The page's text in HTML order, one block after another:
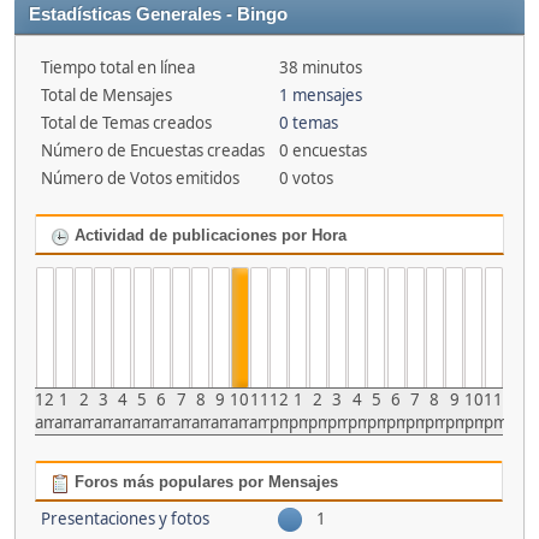
Estadísticas Generales - Bingo
Tiempo total en línea
38 minutos
Total de Mensajes
1 mensajes
Total de Temas creados
0 temas
Número de Encuestas creadas
0 encuestas
Número de Votos emitidos
0 votos
Actividad de publicaciones por Hora
12
am
1
am
2
am
3
am
4
am
5
am
6
am
7
am
8
am
9
am
10
am
11
am
12
pm
1
pm
2
pm
3
pm
4
pm
5
pm
6
pm
7
pm
8
pm
9
pm
10
pm
11
pm
Foros más populares por Mensajes
Presentaciones y fotos 1